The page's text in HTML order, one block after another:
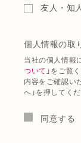
友人・知
個人情報の取
当社の個人情報
ついて」をご覧く
内容をご確認い
へ」を押してくだ
同意する